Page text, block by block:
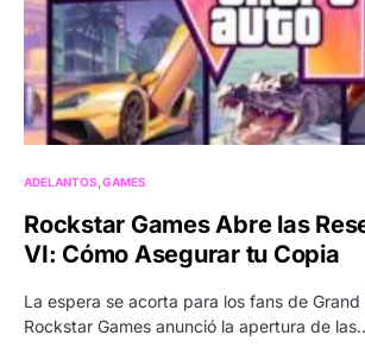
ADELANTOS GAMES
Rockstar Games Abre las
VI: Cómo Asegurar tu Copia
La espera se acorta para los fans de
Rockstar Games anunció la apertura de